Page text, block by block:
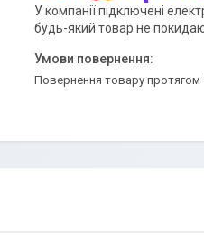
У компанії підключені
будь-який товар не
повернення товару протягом